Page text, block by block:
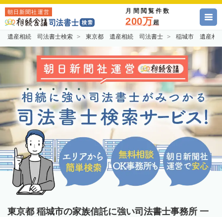
朝日新聞社運営 月間閲覧件数
200万超
遺産相続 司法書士検索 東京都 遺産相続 司法書士 稲城市 遺産相
東京都 稲城市の家族信託に強い司法書士事務所 一